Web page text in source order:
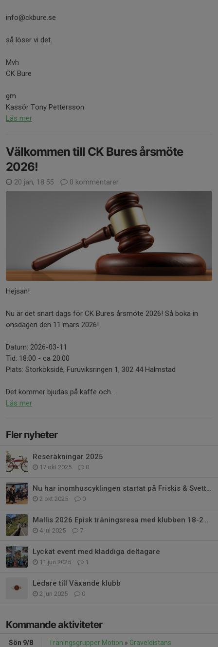
info@ckbure.se
så löser vi det.
Mvh
CK Bure
gm
Kassör Tony Pettersson
Läs mer
Välkommen till CK Bures årsmöte
2026!
20 jan, 18:55 0 kommentarer
Hejsan!
Nu är det snart dags för CK Bures årsmöte 2026! Så boka in
onsdagen den 11 mars 2026!
Datum: 2026-03-11
Tid: 18:00 - ca 20:00
Plats: Storköksidé, Furuviksringen 1, 302 44 Halmstad
Det kommer bjudas på kaffe och...
Läs mer
Fler nyheter
Reseräkningar 2025
17 okt 2025 0
Nu har inomhuscyklingen startat på Friskis & Svettis på Slottsmöllan.
2 okt 2025 0
Mallis 2026 Episk träningsresa med klubben 18-25 april
4 jul 2025 7
Lyckat event med kladdiga deltagare
11 jun 2025 1
Ledare till Växande klubb
2 jun 2025 0
Kommande aktiviteter
Sön 9/8 Träningsgrupper Motion » Graveldistans